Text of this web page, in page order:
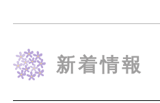
新着情報